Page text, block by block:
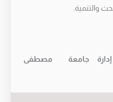
والتنمية.
جامعة مصطفى